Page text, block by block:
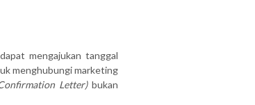
mengajukan tanggal
menghubungi marketing
Letter)bukan